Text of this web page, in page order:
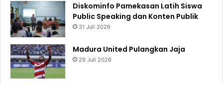
Diskominfo Pamekasan Latih Siswa
Public Speaking dan Konten Publik
31 Juli 2026
Madura United Pulangkan Jaja
29 Juli 2026